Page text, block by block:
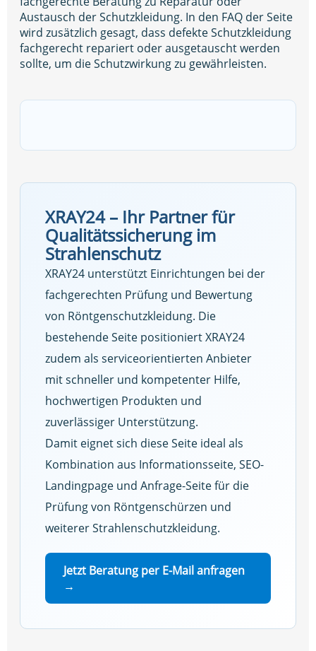
Austausch der Schutzkleidung. In den FAQ der Seite
wird zusätzlich gesagt, dass defekte Schutzkleidung
fachgerecht repariert oder ausgetauscht werden
sollte, um die Schutzwirkung zu gewährleisten.
XRAY24 – Ihr Partner für
Qualitätssicherung im
Strahlenschutz
XRAY24 unterstützt Einrichtungen bei der
fachgerechten Prüfung und Bewertung
von Röntgenschutzkleidung. Die
bestehende Seite positioniert XRAY24
zudem als serviceorientierten Anbieter
mit schneller und kompetenter Hilfe,
hochwertigen Produkten und
zuverlässiger Unterstützung.
Damit eignet sich diese Seite ideal als
Kombination aus Informationsseite, SEO-
Landingpage und Anfrage-Seite für die
Prüfung von Röntgenschürzen und
weiterer Strahlenschutzkleidung.
Jetzt Beratung per E-Mail anfragen
→